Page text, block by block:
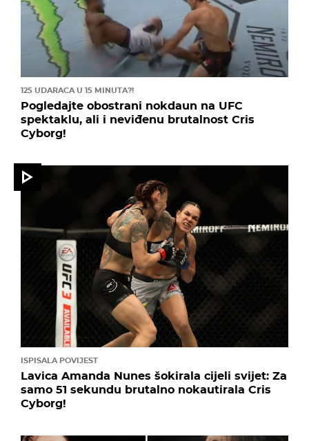
125 UDARACA U 15 MINUTA?!
Pogledajte obostrani nokdaun na UFC
spektaklu, ali i neviđenu brutalnost Cris
Cyborg!
ISPISALA POVIJEST
Lavica Amanda Nunes šokirala cijeli svijet: Za
samo 51 sekundu brutalno nokautirala Cris
Cyborg!